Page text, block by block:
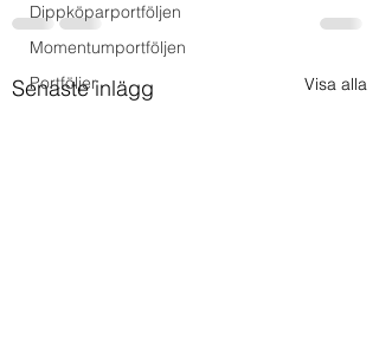
Dippköparportföljen
Momentumportföljen
Portföljer
Senaste inlägg Visa alla